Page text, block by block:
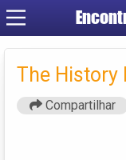
The History
Compartilhar